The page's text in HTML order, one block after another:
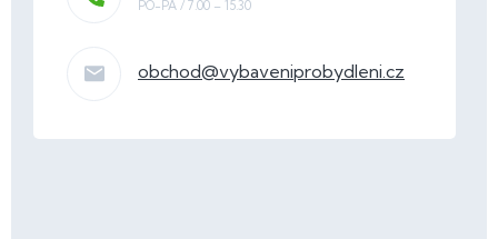
obchod@vybaveniprobydleni.cz